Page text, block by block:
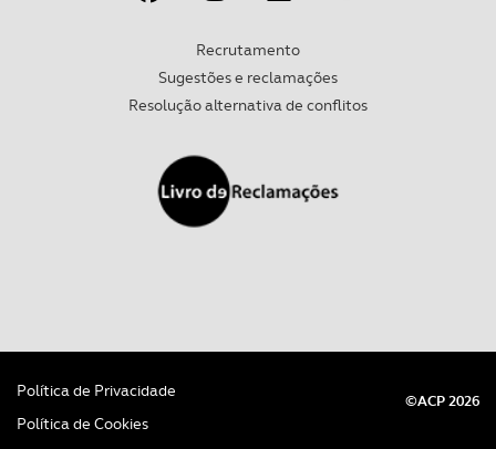
Recrutamento
Sugestões e reclamações
Resolução alternativa de conflitos
Política de Privacidade
Política de Cookies
©ACP 2026